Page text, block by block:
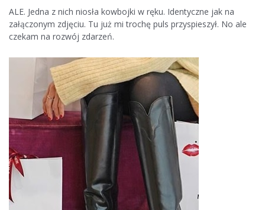
ALE. Jedna z nich niosła kowbojki w ręku. Identyczne jak na
załączonym zdjęciu. Tu już mi trochę puls przyspieszył. No ale
czekam na rozwój zdarzeń.